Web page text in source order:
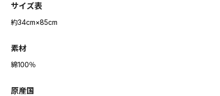
サイズ表
約34cm×85cm
素材
綿100％
原産国